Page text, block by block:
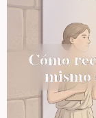
Cómo
mismo